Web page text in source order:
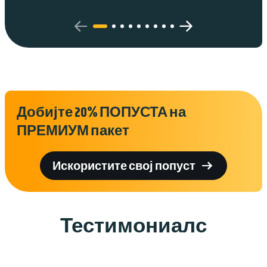
Добијте 20% ПОПУСТА на
ПРЕМИУМ пакет
Искористите свој попуст 
Тестимониалс